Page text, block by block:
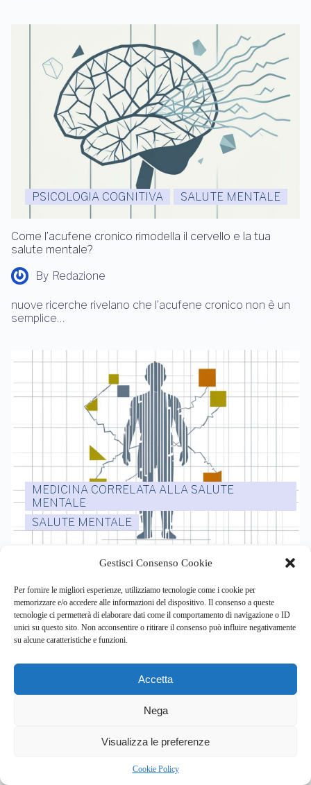
Gestisci Consenso Cookie
Per fornire le migliori esperienze, utilizziamo tecnologie come i cookie per
memorizzare e/o accedere alle informazioni del dispositivo. Il consenso a queste
tecnologie ci permetterà di elaborare dati come il comportamento di navigazione o ID
unici su questo sito. Non acconsentire o ritirare il consenso può influire negativamente
su alcune caratteristiche e funzioni.
Accetta
Nega
Visualizza le preferenze
Cookie Policy
PSICOLOGIA COGNITIVA SALUTE MENTALE
Come l’acufene cronico rimodella il cervello e la tua
salute mentale?
By Redazione
nuove ricerche rivelano che l’acufene cronico non è un
semplice…
MEDICINA CORRELATA ALLA SALUTE
MENTALE
SALUTE MENTALE
Sospendere gli psicofarmaci in estate? Scopri i rischi per
By Redazione
l’estate e la sensazione di benessere possono indurre a
interrompere…
0
Article Rating